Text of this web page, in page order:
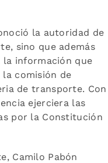
la autoridad de
sino que además
la información que
la comisión de
de transporte. Con
ejerciera las
por la Constitución
Camilo Pabón